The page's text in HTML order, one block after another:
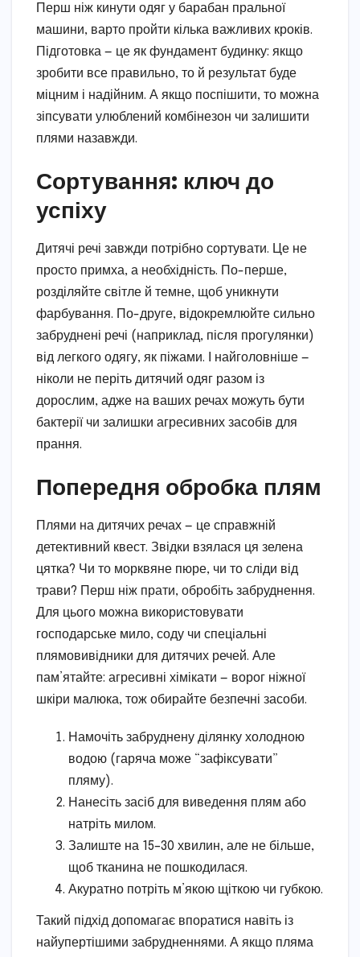
Перш ніж кинути одяг у барабан пральної
машини, варто пройти кілька важливих кроків.
Підготовка — це як фундамент будинку: якщо
зробити все правильно, то й результат буде
міцним і надійним. А якщо поспішити, то можна
зіпсувати улюблений комбінезон чи залишити
плями назавжди.
Сортування: ключ до
успіху
Дитячі речі завжди потрібно сортувати. Це не
просто примха, а необхідність. По-перше,
розділяйте світле й темне, щоб уникнути
фарбування. По-друге, відокремлюйте сильно
забруднені речі (наприклад, після прогулянки)
від легкого одягу, як піжами. І найголовніше —
ніколи не періть дитячий одяг разом із
дорослим, адже на ваших речах можуть бути
бактерії чи залишки агресивних засобів для
прання.
Попередня обробка плям
Плями на дитячих речах — це справжній
детективний квест. Звідки взялася ця зелена
цятка? Чи то морквяне пюре, чи то сліди від
трави? Перш ніж прати, обробіть забруднення.
Для цього можна використовувати
господарське мило, соду чи спеціальні
плямовивідники для дитячих речей. Але
пам’ятайте: агресивні хімікати — ворог ніжної
шкіри малюка, тож обирайте безпечні засоби.
Намочіть забруднену ділянку холодною
водою (гаряча може “зафіксувати”
пляму).
Нанесіть засіб для виведення плям або
натріть милом.
Залиште на 15–30 хвилин, але не більше,
щоб тканина не пошкодилася.
Акуратно потріть м’якою щіткою чи губкою.
Такий підхід допомагає впоратися навіть із
найупертішими забрудненнями. А якщо пляма